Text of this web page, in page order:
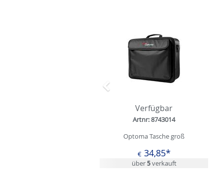
Verfügbar
Artnr: 8743014
Optoma Tasche groß
€34,85*
über5verkauft
Zurück